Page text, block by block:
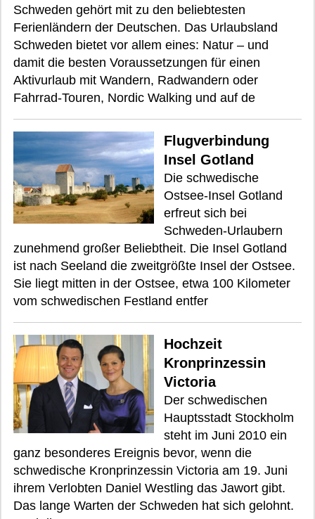
Schweden gehört mit zu den beliebtesten
Ferienländern der Deutschen. Das Urlaubsland
Schweden bietet vor allem eines: Natur – und
damit die besten Voraussetzungen für einen
Aktivurlaub mit Wandern, Radwandern oder
Fahrrad-Touren, Nordic Walking und auf de
Flugverbindung
Insel Gotland
Die schwedische
Ostsee-Insel Gotland
erfreut sich bei
Schweden-Urlaubern
zunehmend großer Beliebtheit. Die Insel Gotland
ist nach Seeland die zweitgrößte Insel der Ostsee.
Sie liegt mitten in der Ostsee, etwa 100 Kilometer
vom schwedischen Festland entfer
Hochzeit
Kronprinzessin
Victoria
Der schwedischen
Hauptsstadt Stockholm
steht im Juni 2010 ein
ganz besonderes Ereignis bevor, wenn die
schwedische Kronprinzessin Victoria am 19. Juni
ihrem Verlobten Daniel Westling das Jawort gibt.
Das lange Warten der Schweden hat sich gelohnt.